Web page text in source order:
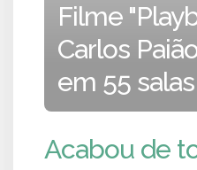
Filme
Carlos
em 55
Acabou de